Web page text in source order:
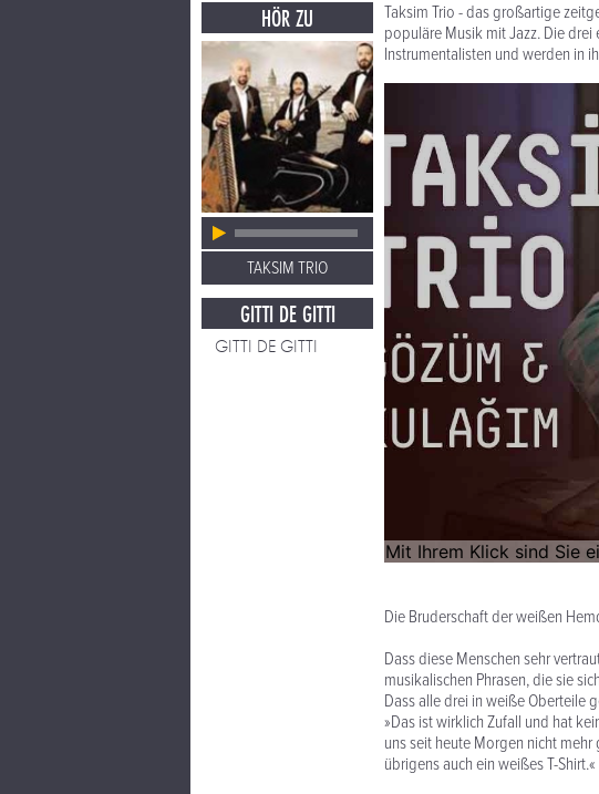
HÖR ZU
TAKSIM TRIO
GITTI DE GITTI
GITTI DE GITTI
Taksim Trio - das großartige
populäre Musik mit Jazz. Die
Instrumentalisten und werden in
Die Bruderschaft der weißen
Dass diese Menschen sehr
musikalischen Phrasen, die sie
Dass alle drei in weiße Oberteile
»Das ist wirklich Zufall und hat
uns seit heute Morgen nicht
übrigens auch ein weißes T-Shirt.«